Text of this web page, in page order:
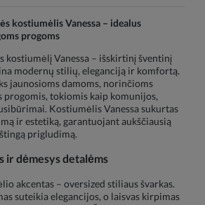
kostiumėlis Vanessa – idealus
progoms
kostiumėlį Vanessa – išskirtinį šventinį
modernų stilių, eleganciją ir komfortą.
jaunosioms damoms, norinčioms
tokiomis kaip komunijos,
Kostiumėlis Vanessa sukurtas
ir estetiką, garantuojant aukščiausią
prigludimą.
ir dėmesys detalėms
akcentas – oversized stiliaus švarkas.
suteikia elegancijos, o laisvas kirpimas